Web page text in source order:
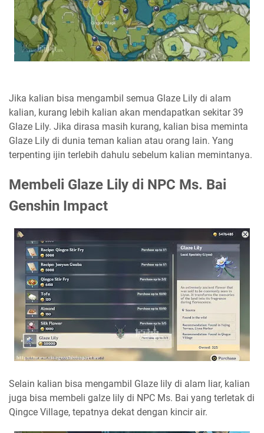
Jika kalian bisa mengambil semua Glaze Lily di alam
kalian, kurang lebih kalian akan mendapatkan sekitar 39
Glaze Lily. Jika dirasa masih kurang, kalian bisa meminta
Glaze Lily di dunia teman kalian atau orang lain. Yang
terpenting ijin terlebih dahulu sebelum kalian memintanya.
Membeli Glaze Lily di NPC Ms. Bai
Genshin Impact
Selain kalian bisa mengambil Glaze lily di alam liar, kalian
juga bisa membeli galze lily di NPC Ms. Bai yang terletak di
Qingce Village, tepatnya dekat dengan kincir air.